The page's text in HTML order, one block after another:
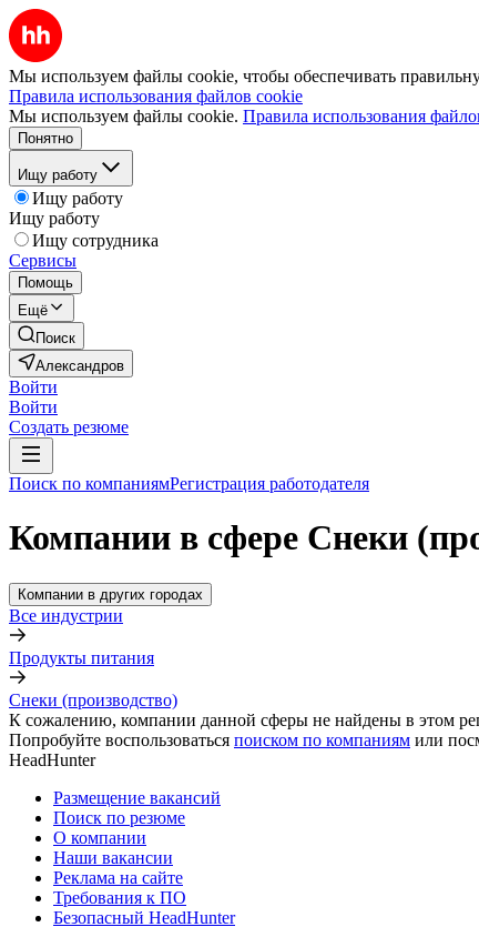
Мы используем файлы cookie, чтобы обеспечивать
Правила использования файлов cookie
Мы используем файлы cookie. Правила использования
Понятно
Ищу работу
Ищу работу
Ищу работу
Ищу сотрудника
Сервисы
Помощь
Ещё
Поиск
Александров
Войти
Войти
Создать резюме
Поиск по компаниямРегистрация работодателя
Компании в сфере Снеки
Компании в других городах
Все индустрии
Продукты питания
Снеки (производство)
К сожалению, компании данной сферы не найдены в этом
Попробуйте воспользоваться поиском по компаниям или
HeadHunter
Размещение вакансий
Поиск по резюме
О компании
Наши вакансии
Реклама на сайте
Требования к ПО
Безопасный HeadHunter